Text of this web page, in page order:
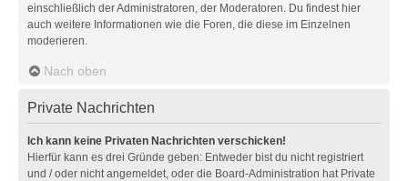
einschließlich der Administratoren, der Moderatoren. Du findest hier
auch weitere Informationen wie die Foren, die diese im Einzelnen
moderieren.
Nach oben
Private Nachrichten
Ich kann keine Privaten Nachrichten verschicken!
Hierfür kann es drei Gründe geben: Entweder bist du nicht registriert
und / oder nicht angemeldet, oder die Board-Administration hat Private